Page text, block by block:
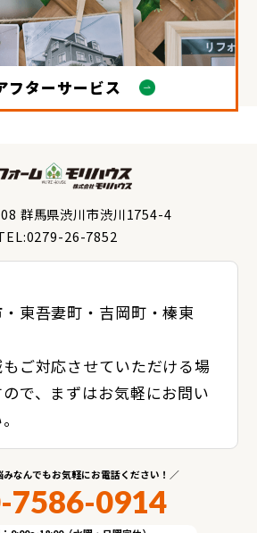
フターサービス
群馬県渋川市渋川1754-4
26-7852
東吾妻町・吉岡町・榛東
ご対応させていただける場
で、まずはお気軽にお問い
なんでもお気軽にお電話ください！
7586-0914